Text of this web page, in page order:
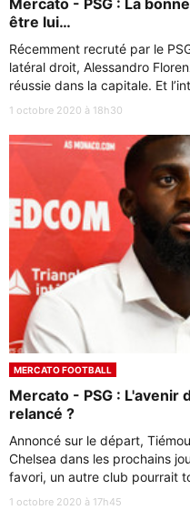
être lui…
Récemment recruté par le
latéral droit, Alessandro
réussie dans la capitale. Et
1 octobre 2020 à 18h30
MERCATO FOOTBALL
Mercato - PSG : L'avenir
relancé ?
Annoncé sur le départ,
Chelsea dans les prochains
favori, un autre club pourrait
1 octobre 2020 à 17h45